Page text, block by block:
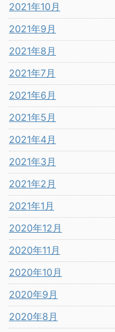
2021年10月
2021年9月
2021年8月
2021年7月
2021年6月
2021年5月
2021年4月
2021年3月
2021年2月
2021年1月
2020年12月
2020年11月
2020年10月
2020年9月
2020年8月